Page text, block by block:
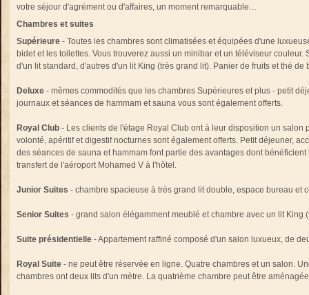
votre séjour d'agrément ou d'affaires, un moment remarquable…
Chambres et suites
Supérieure - Toutes les chambres sont climatisées et équipées d'une
bidet et les toilettes. Vous trouverez aussi un minibar et un téléviseur
d'un lit standard, d'autres d'un lit King (très grand lit). Panier de fruits et thé
Deluxe - mêmes commodités que les chambres Supérieures et plus - petit
journaux et séances de hammam et sauna vous sont également offerts.
Royal Club - Les clients de l'étage Royal Club ont à leur disposition un salon
volonté, apéritif et digestif nocturnes sont également offerts. Petit déjeuner,
des séances de sauna et hammam font partie des avantages dont
transfert de l'aéroport Mohamed V à l'hôtel.
Junior Suites - chambre spacieuse à très grand lit double, espace bureau et
Senior Suites - grand salon élégamment meublé et chambre avec un lit King
Suite présidentielle - Appartement raffiné composé d'un salon luxueux, de
Royal Suite - ne peut être réservée en ligne. Quatre chambres et un salon.
chambres ont deux lits d'un mètre. La quatrième chambre peut être